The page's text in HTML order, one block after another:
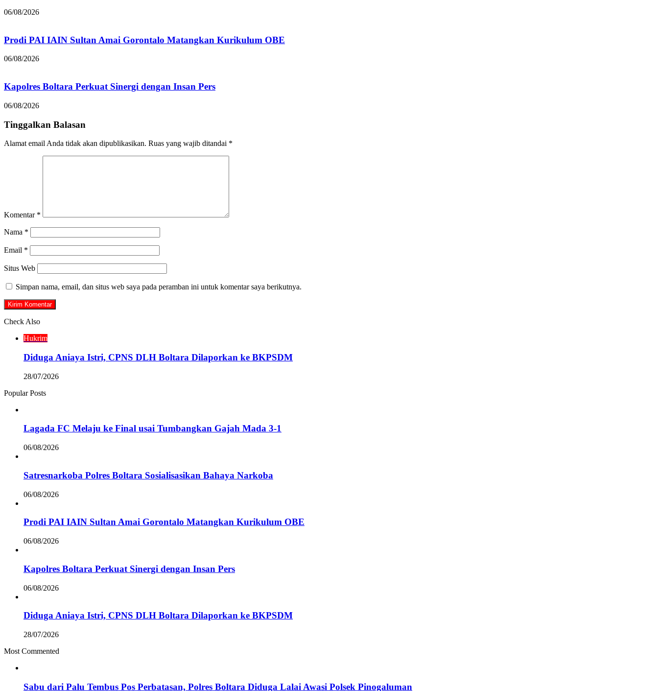
06/08/2026
Prodi PAI IAIN Sultan Amai Gorontalo Matangkan Kurikulum OBE
06/08/2026
Kapolres Boltara Perkuat Sinergi dengan Insan Pers
06/08/2026
Tinggalkan Balasan
Alamat email Anda tidak akan dipublikasikan. Ruas yang wajib ditandai *
Komentar *
Nama *
Email *
Situs Web
Simpan nama, email, dan situs web saya pada peramban ini untuk komentar saya berikutnya.
Check Also
Hukrim
Diduga Aniaya Istri, CPNS DLH Boltara Dilaporkan ke BKPSDM
28/07/2026
Popular Posts
Lagada FC Melaju ke Final usai Tumbangkan Gajah Mada 3-1
06/08/2026
Satresnarkoba Polres Boltara Sosialisasikan Bahaya Narkoba
06/08/2026
Prodi PAI IAIN Sultan Amai Gorontalo Matangkan Kurikulum OBE
06/08/2026
Kapolres Boltara Perkuat Sinergi dengan Insan Pers
06/08/2026
Diduga Aniaya Istri, CPNS DLH Boltara Dilaporkan ke BKPSDM
28/07/2026
Most Commented
Sabu dari Palu Tembus Pos Perbatasan, Polres Boltara Diduga Lalai Awasi Polsek Pinogaluman